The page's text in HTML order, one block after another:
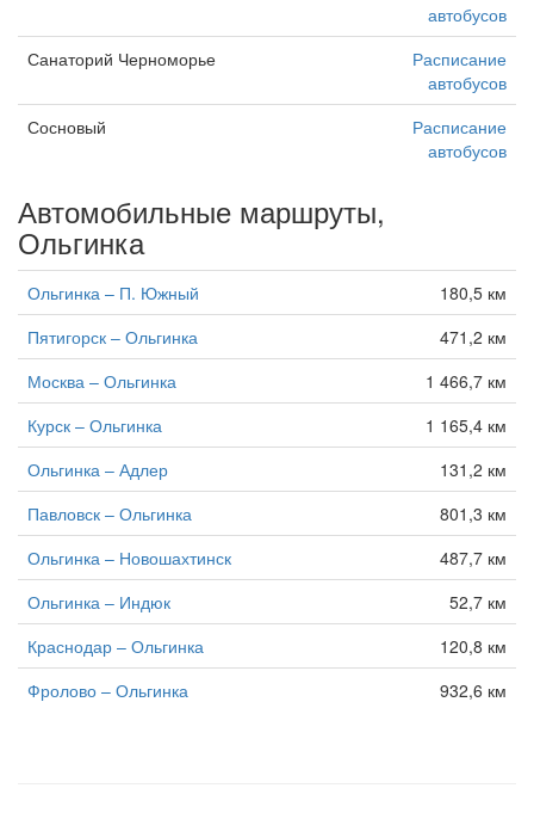
автобусов
Санаторий Черноморье
Расписание
автобусов
Сосновый
Расписание
автобусов
Автомобильные маршруты,
Ольгинка
Ольгинка – П. Южный
180,5 км
Пятигорск – Ольгинка
471,2 км
Москва – Ольгинка
1 466,7 км
Курск – Ольгинка
1 165,4 км
Ольгинка – Адлер
131,2 км
Павловск – Ольгинка
801,3 км
Ольгинка – Новошахтинск
487,7 км
Ольгинка – Индюк
52,7 км
Краснодар – Ольгинка
120,8 км
Фролово – Ольгинка
932,6 км